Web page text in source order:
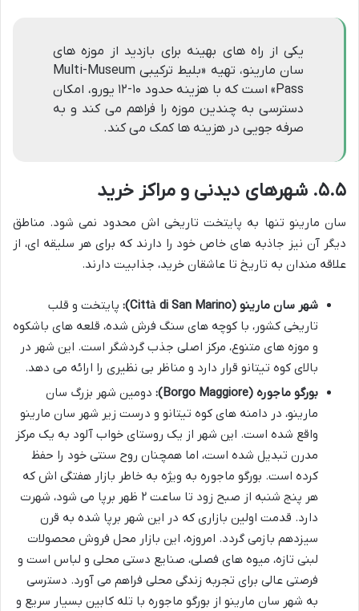
یکی از راه های بهینه برای بازدید از موزه های
سان مارینو، تهیه «بلیط ترکیبی Multi-Museum
Pass» است که با هزینه حدود ۱۰-۱۲ یورو، امکان
دسترسی به چندین موزه را فراهم می کند و به
صرفه جویی در هزینه ها کمک می کند.
۵.۵. شهرهای دیدنی و مراکز خرید
سان مارینو تنها به پایتخت تاریخی اش محدود نمی شود. مناطق
دیگر آن نیز جاذبه های خاص خود را دارند که برای هر سلیقه ای، از
علاقه مندان به تاریخ تا عاشقان خرید، جذابیت دارند.
شهر سان مارینو (Città di San Marino):
پایتخت و قلب
تاریخی کشور، با کوچه های سنگ فرش شده، قلعه های باشکوه
و موزه های متنوع، مرکز اصلی جذب گردشگر است. این شهر در
بالای کوه تیتانو قرار دارد و مناظر بی نظیری را ارائه می دهد.
بورگو ماجوره (Borgo Maggiore):
دومین شهر بزرگ سان
مارینو، در دامنه های کوه تیتانو و درست زیر شهر سان مارینو
واقع شده است. این شهر از یک روستای خواب آلود به یک مرکز
مدرن تبدیل شده است، اما همچنان روح سنتی خود را حفظ
کرده است. بورگو ماجوره به ویژه به خاطر بازار هفتگی اش که
هر پنج شنبه از صبح زود تا ساعت ۲ ظهر برپا می شود، شهرت
دارد. قدمت اولین بازاری که در این شهر برپا شده به قرن
سیزدهم بازمی گردد. امروزه، این بازار محل فروش محصولات
لبنی تازه، میوه های فصلی، صنایع دستی محلی و لباس است و
فرصتی عالی برای تجربه زندگی محلی فراهم می آورد. دسترسی
به شهر سان مارینو از بورگو ماجوره با تله کابین بسیار سریع و